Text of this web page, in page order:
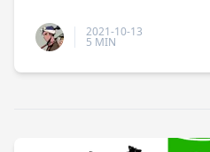
2021-10-13
5 MIN